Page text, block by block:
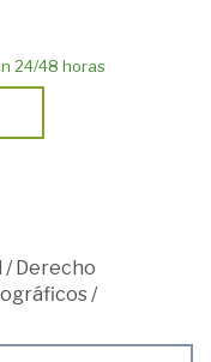
24/48 horas
/ Derecho
/